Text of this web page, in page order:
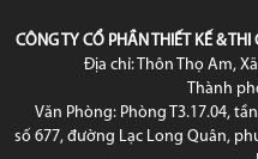
CÔNG TY CỔ PHẦN THIẾT KẾ &
Địa chỉ: Thôn Thọ Am,
Thành
Văn Phòng: Phòng T3.17.04,
số 677, đường Lạc Long Quân,